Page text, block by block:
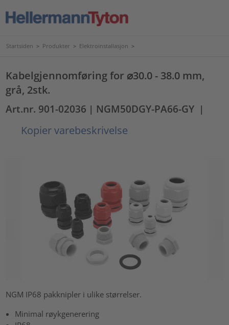
Startsiden > Produkter > Elektroinstallasjon >
Kabelgjennomføring for ⌀30.0 - 38.0 mm,
grå, 2stk.
Art.nr. 901-02036 | NGM50DGY-PA66-GY |
Kopier varebeskrivelse
NGM IP68 pakknipler i ulike størrelser.
Minimal røykgenerering